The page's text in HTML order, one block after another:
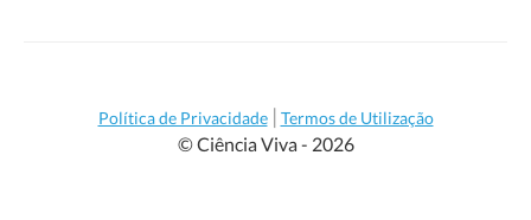
Política de Privacidade| Termos de Utilização
© Ciência Viva - 2026